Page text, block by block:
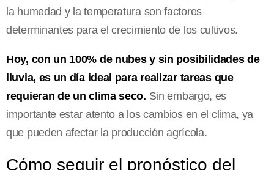
la humedad y la temperatura son factores
determinantes para el crecimiento de los cultivos.
Hoy, con un 100% de nubes y sin posibilidades de
lluvia, es un día ideal para realizar tareas que
requieran de un clima seco. Sin embargo, es
importante estar atento a los cambios en el clima, ya
que pueden afectar la producción agrícola.
Cómo seguir el pronóstico del